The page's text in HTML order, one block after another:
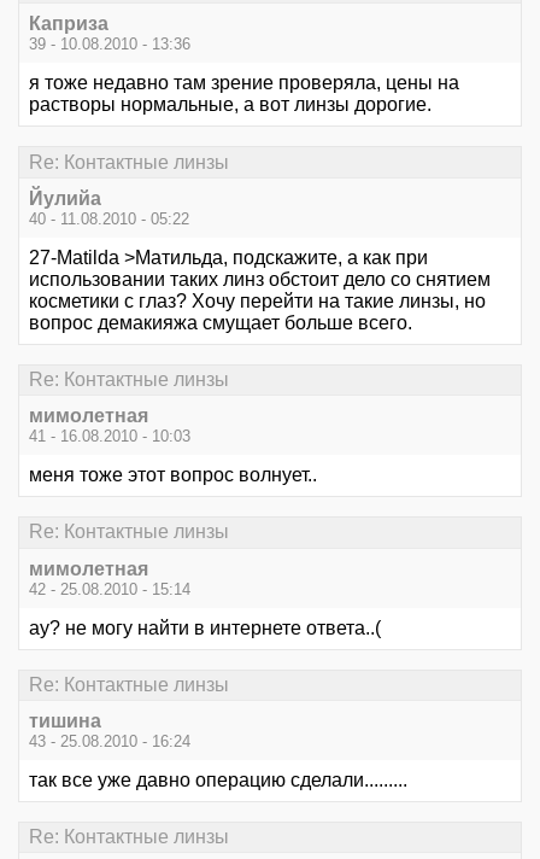
Каприза
39 - 10.08.2010 - 13:36
я тоже недавно там зрение проверяла, цены на
растворы нормальные, а вот линзы дорогие.
Re: Контактные линзы
Йулийа
40 - 11.08.2010 - 05:22
27-Matilda >Матильда, подскажите, а как при
использовании таких линз обстоит дело со снятием
косметики с глаз? Хочу перейти на такие линзы, но
вопрос демакияжа смущает больше всего.
Re: Контактные линзы
мимолетная
41 - 16.08.2010 - 10:03
меня тоже этот вопрос волнует..
Re: Контактные линзы
мимолетная
42 - 25.08.2010 - 15:14
ау? не могу найти в интернете ответа..(
Re: Контактные линзы
тишина
43 - 25.08.2010 - 16:24
так все уже давно операцию сделали.........
Re: Контактные линзы